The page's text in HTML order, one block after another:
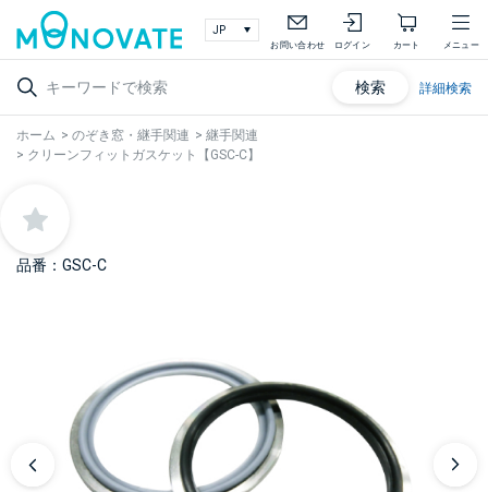
お問い合わせ ログイン カート メニュー
検索 詳細検索
ホーム > のぞき窓・継手関連 > 継手関連
> クリーンフィットガスケット【GSC-C】
品番：GSC-C